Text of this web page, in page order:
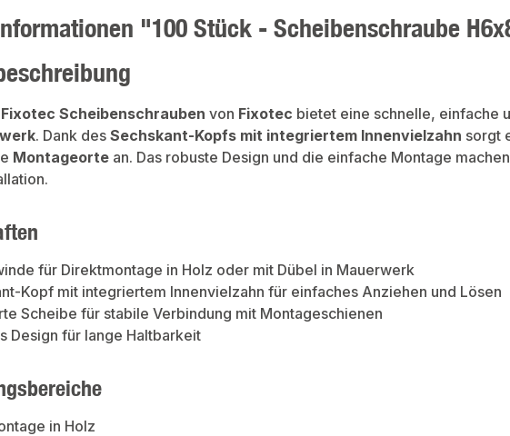
"100 Stück - Scheibenschraube
Fixotec Scheibenschrauben von Fixotec bietet eine schnelle, einfache
. Dank des Sechskant-Kopfs mit integriertem Innenvielzahn sorgt
Montageorte an. Das robuste Design und die einfache Montage
für Direktmontage in Holz oder mit Dübel in Mauerwerk
Kopf mit integriertem Innenvielzahn für einfaches Anziehen und Lösen
Scheibe für stabile Verbindung mit Montageschienen
Design für lange Haltbarkeit
in Holz